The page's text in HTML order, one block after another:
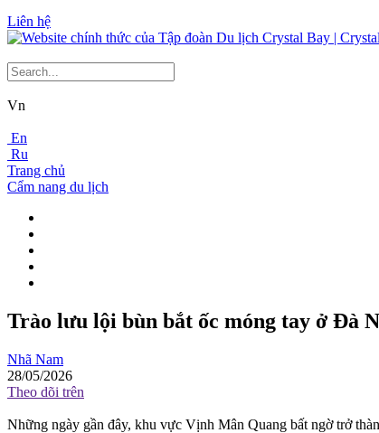
Liên hệ
Vn
En
Ru
Trang chủ
Cẩm nang du lịch
Trào lưu lội bùn bắt ốc móng tay ở Đà
Nhã Nam
28/05/2026
Theo dõi trên
Những ngày gần đây, khu vực Vịnh Mân Quang bất ngờ trở